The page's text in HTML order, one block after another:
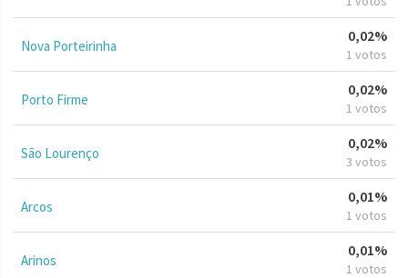
Nova Porteirinha
0,02%
1 votos
Porto Firme
0,02%
1 votos
São Lourenço
0,02%
3 votos
Arcos
0,01%
1 votos
Arinos
0,01%
1 votos